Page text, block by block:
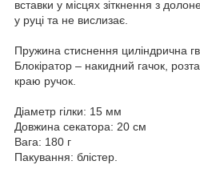
вставки у місцях зіткнення з
у руці та не вислизає.
Пружина стиснення циліндрична
Блокіратор – накидний гачок,
краю ручок.
Діаметр гілки: 15 мм
Довжина секатора: 20 см
Вага: 180 г
Пакування: блістер.